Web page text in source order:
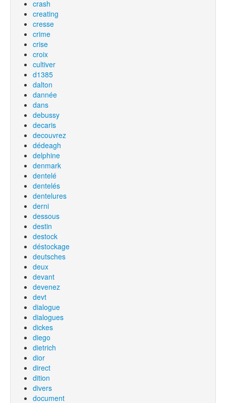
crash
creating
cresse
crime
crise
croix
cultiver
d1385
dalton
dannée
dans
debussy
decaris
decouvrez
dédeagh
delphine
denmark
dentelé
dentelés
dentelures
derni
dessous
destin
destock
déstockage
deutsches
deux
devant
devenez
devt
dialogue
dialogues
dickes
diego
dietrich
dior
direct
dition
divers
document